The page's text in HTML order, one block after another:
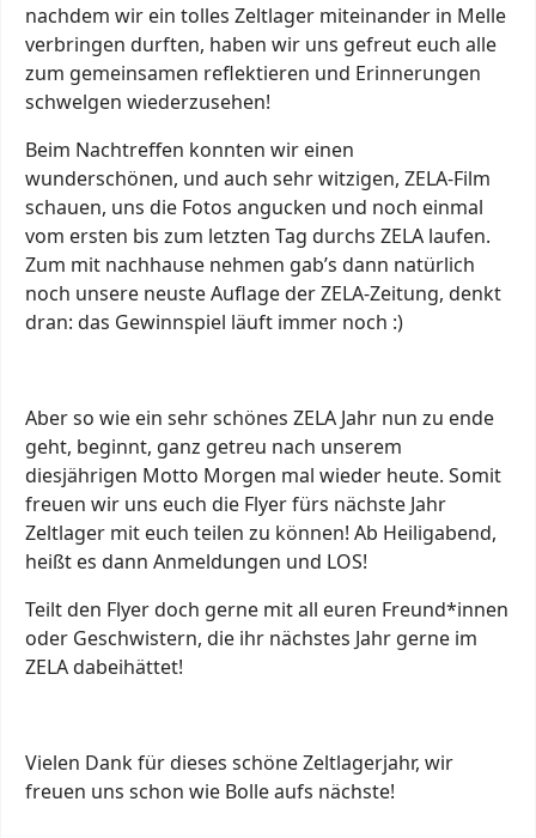
nachdem wir ein tolles Zeltlager miteinander in Melle
verbringen durften, haben wir uns gefreut euch alle
zum gemeinsamen reflektieren und Erinnerungen
schwelgen wiederzusehen!
Beim Nachtreffen konnten wir einen
wunderschönen, und auch sehr witzigen, ZELA-Film
schauen, uns die Fotos angucken und noch einmal
vom ersten bis zum letzten Tag durchs ZELA laufen.
Zum mit nachhause nehmen gab’s dann natürlich
noch unsere neuste Auflage der ZELA-Zeitung, denkt
dran: das Gewinnspiel läuft immer noch :)
Aber so wie ein sehr schönes ZELA Jahr nun zu ende
geht, beginnt, ganz getreu nach unserem
diesjährigen Motto Morgen mal wieder heute. Somit
freuen wir uns euch die Flyer fürs nächste Jahr
Zeltlager mit euch teilen zu können! Ab Heiligabend,
heißt es dann Anmeldungen und LOS!
Teilt den Flyer doch gerne mit all euren Freund*innen
oder Geschwistern, die ihr nächstes Jahr gerne im
ZELA dabeihättet!
Vielen Dank für dieses schöne Zeltlagerjahr, wir
freuen uns schon wie Bolle aufs nächste!